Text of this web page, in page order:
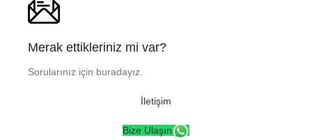
Merak ettikleriniz mi var?
Sorularınız için buradayız.
İletişim
Bize Ulaşın